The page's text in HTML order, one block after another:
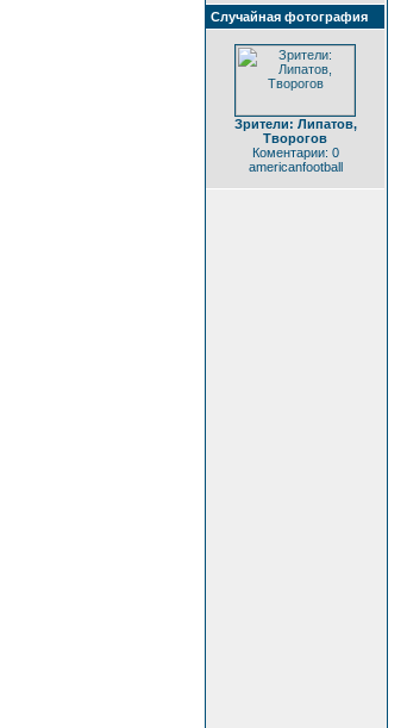
Случайная фотография
Зрители: Липатов,
Творогов
Коментарии: 0
americanfootball